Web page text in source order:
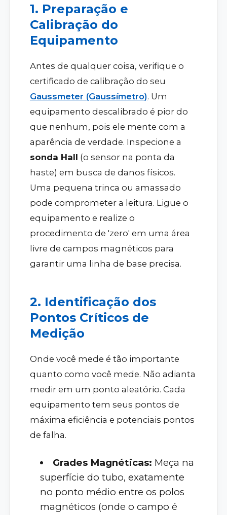
1. Preparação e
Calibração do
Equipamento
Antes de qualquer coisa, verifique o
certificado de calibração do seu
Gaussmeter (Gaussímetro). Um
equipamento descalibrado é pior do
que nenhum, pois ele mente com a
aparência de verdade. Inspecione a
sonda Hall (o sensor na ponta da
haste) em busca de danos físicos.
Uma pequena trinca ou amassado
pode comprometer a leitura. Ligue o
equipamento e realize o
procedimento de 'zero' em uma área
livre de campos magnéticos para
garantir uma linha de base precisa.
2. Identificação dos
Pontos Críticos de
Medição
Onde você mede é tão importante
quanto como você mede. Não adianta
medir em um ponto aleatório. Cada
equipamento tem seus pontos de
máxima eficiência e potenciais pontos
de falha.
Grades Magnéticas: Meça na
superfície do tubo, exatamente
no ponto médio entre os polos
magnéticos (onde o campo é